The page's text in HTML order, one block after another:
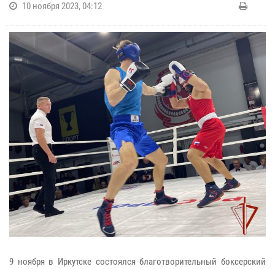
10 ноября 2023, 04:12
9 ноября в Иркутске состоялся благотворительный боксерский